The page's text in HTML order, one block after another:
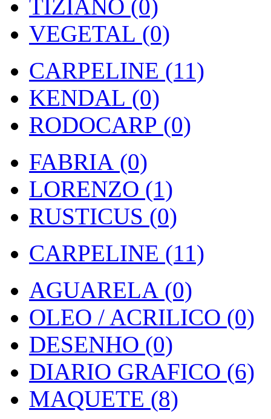
TIZIANO (0)
VEGETAL (0)
CARPELINE (11)
KENDAL (0)
RODOCARP (0)
FABRIA (0)
LORENZO (1)
RUSTICUS (0)
CARPELINE (11)
AGUARELA (0)
OLEO / ACRILICO (0)
DESENHO (0)
DIARIO GRAFICO (6)
MAQUETE (8)